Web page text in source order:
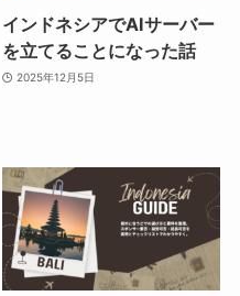
インドネシアでAIサーバー
を立てることになった話
2025年12月5日